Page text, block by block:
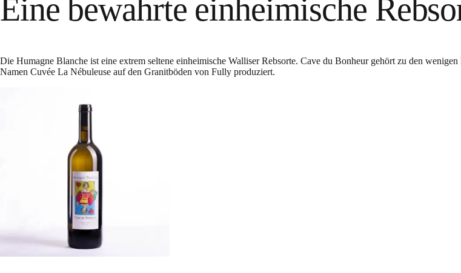
Eine bewahrte einheimische
Die Humagne Blanche ist eine extrem seltene einheimische Walliser Rebsorte. Cave du Bonheur gehört zu den
Namen Cuvée La Nébuleuse auf den Granitböden von Fully produziert.